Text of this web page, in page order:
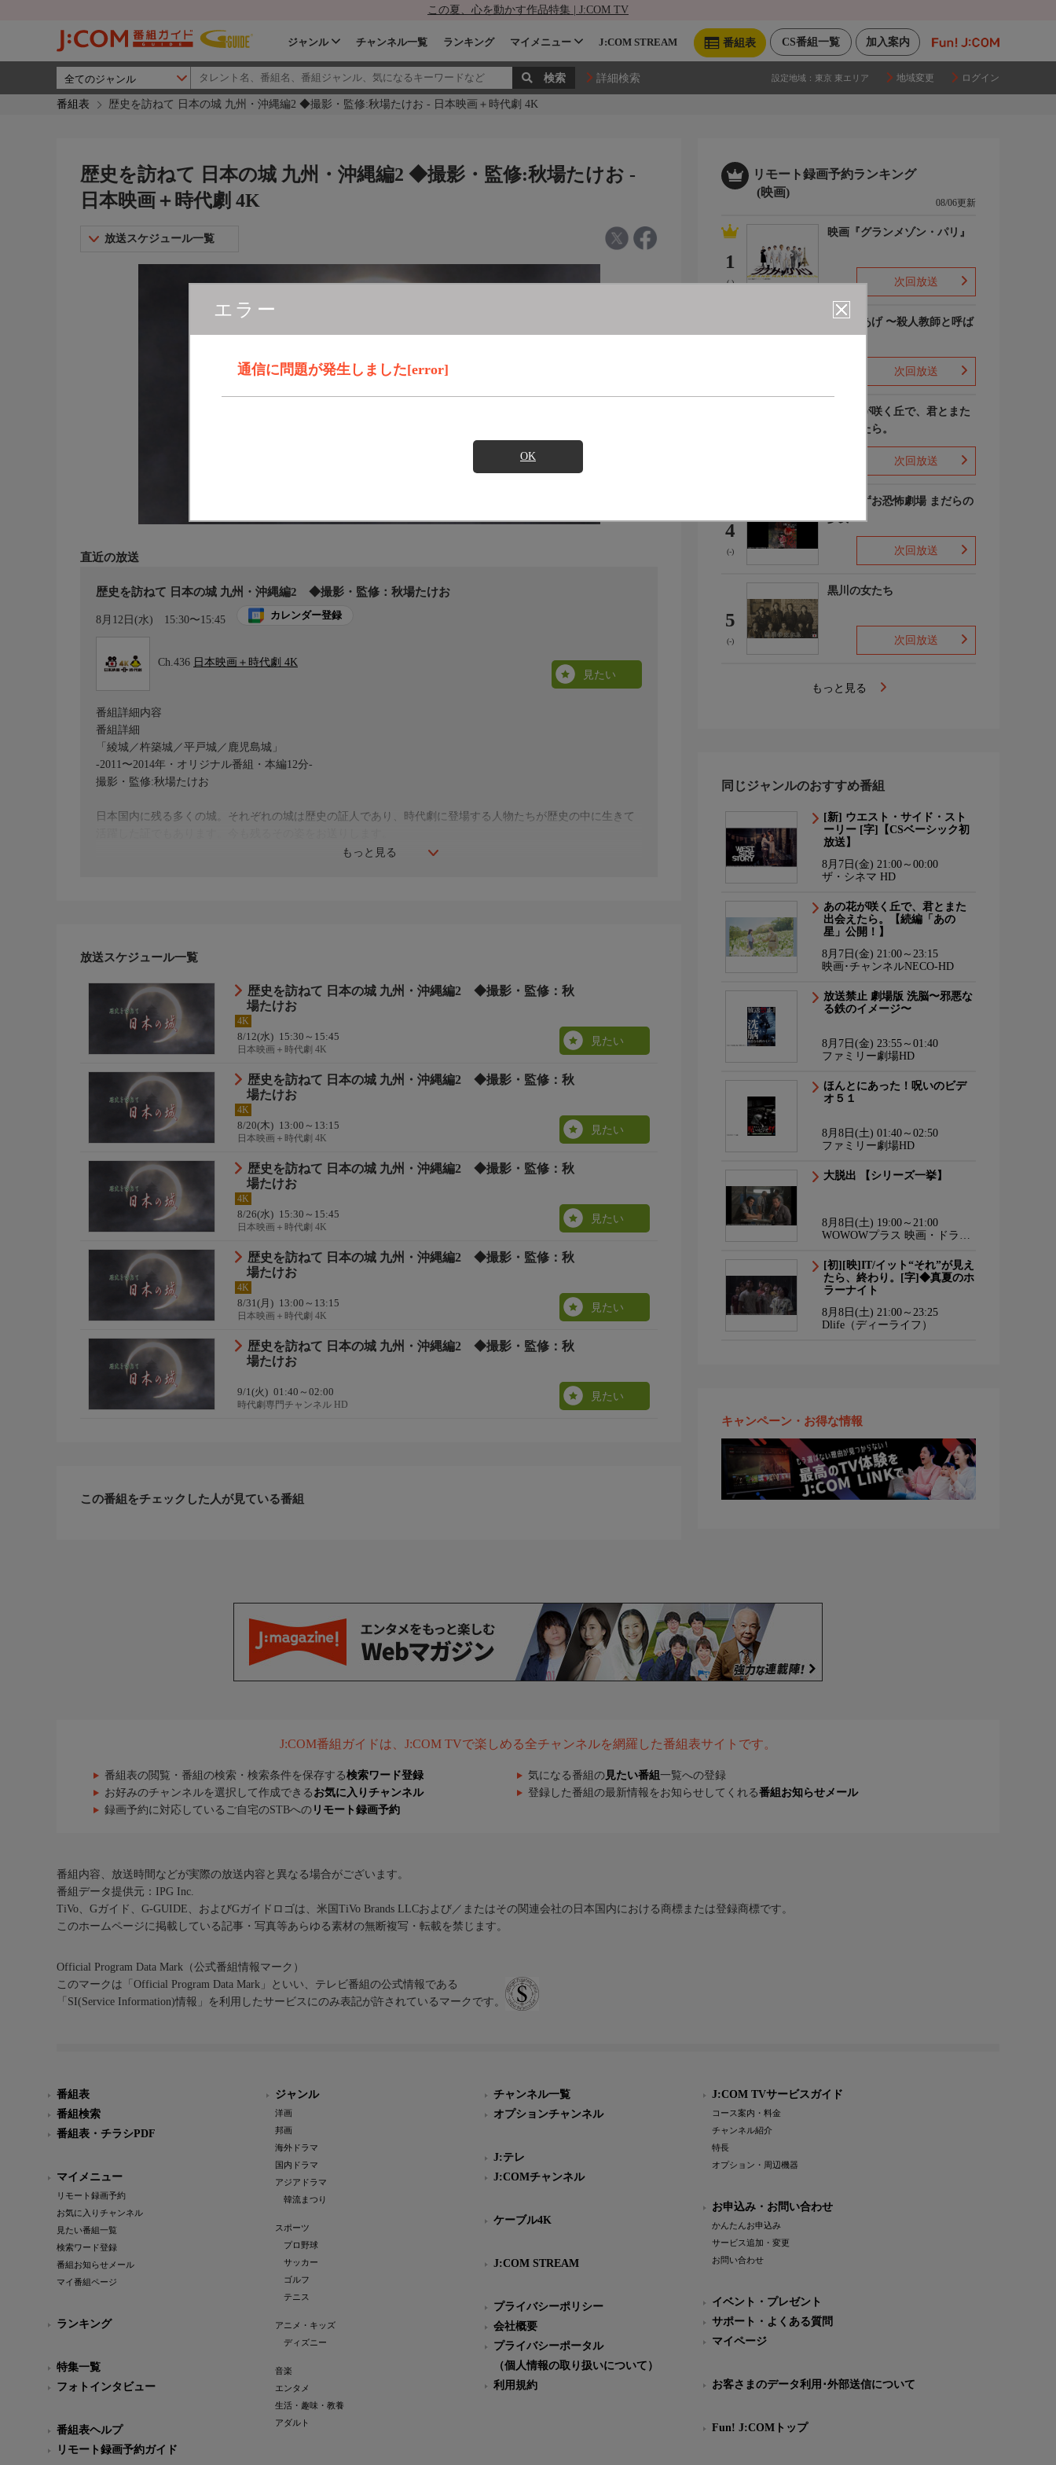
この夏、心を動かす作品特集 | J:COM TV
加入案内
CS番組一覧
番組表
ジャンル チャンネル一覧 ランキング マイメニュー J:COM STREAM
詳細検索 設定地域： 東京 東エリア 地域変更 ログイン
番組表 歴史を訪ねて 日本の城 九州・沖縄編2 ◆撮影・監修:秋場たけお - 日本映画＋時代劇 4K
エラー
通信に問題が発生しました[error]
OK
歴史を訪ねて 日本の城 九州・沖縄編2 ◆撮影・監修:秋場たけお -
日本映画＋時代劇 4K
放送スケジュール一覧
直近の放送
歴史を訪ねて 日本の城 九州・沖縄編2 ◆撮影・監修：秋場たけお
8月12日(水) 15:30〜15:45 カレンダー登録
Ch.436 日本映画＋時代劇 4K
見たい
もっと見る
番組詳細内容
番組詳細
「綾城／杵築城／平戸城／鹿児島城」
-2011〜2014年・オリジナル番組・本編12分-
撮影・監修:秋場たけお
日本国内に残る多くの城。それぞれの城は歴史の証人であり、時代劇に登場する人物たちが歴史の中に生きて
放送スケジュール一覧
歴史を訪ねて 日本の城 九州・沖縄編2 ◆撮影・監修：秋
場たけお
4K
8/12(水) 15:30～15:45
日本映画＋時代劇 4K
見たい
歴史を訪ねて 日本の城 九州・沖縄編2 ◆撮影・監修：秋
場たけお
4K
8/20(木) 13:00～13:15
日本映画＋時代劇 4K
見たい
歴史を訪ねて 日本の城 九州・沖縄編2 ◆撮影・監修：秋
場たけお
4K
8/26(水) 15:30～15:45
日本映画＋時代劇 4K
見たい
歴史を訪ねて 日本の城 九州・沖縄編2 ◆撮影・監修：秋
場たけお
4K
8/31(月) 13:00～13:15
日本映画＋時代劇 4K
見たい
歴史を訪ねて 日本の城 九州・沖縄編2 ◆撮影・監修：秋
場たけお
9/1(火) 01:40～02:00
時代劇専門チャンネル HD
見たい
この番組をチェックした人が見ている番組
リモート録画予約ランキング
(映画)
08/06更新
1
(-)
映画『グランメゾン・パリ』
次回放送
でっちあげ 〜殺人教師と呼ば
次回放送
あの花が咲く丘で、君とまた
出会えたら。
次回放送
4
(-)
楳図かずお恐怖劇場 まだらの
少女
次回放送
5
(-)
黒川の女たち
次回放送
もっと見る
同じジャンルのおすすめ番組
[新] ウエスト・サイド・スト
ーリー [字]【CSベーシック初
放送】
8月7日(金) 21:00～00:00
ザ・シネマ HD
あの花が咲く丘で、君とまた
出会えたら。【続編「あの
星」公開！】
8月7日(金) 21:00～23:15
映画･チャンネルNECO-HD
放送禁止 劇場版 洗脳〜邪悪な
る鉄のイメージ〜
8月7日(金) 23:55～01:40
ファミリー劇場HD
ほんとにあった！呪いのビデ
オ５１
8月8日(土) 01:40～02:50
ファミリー劇場HD
大脱出 【シリーズ一挙】
8月8日(土) 19:00～21:00
WOWOWプラス 映画・ドラ
[初][映]IT/イット“それ”が見え
たら、終わり。[字]◆真夏のホ
ラーナイト
8月8日(土) 21:00～23:25
Dlife（ディーライフ）
キャンペーン・お得な情報
J:COM番組ガイドは、J:COM TVで楽しめる全チャンネルを網羅した番組表サイトです。
番組表の閲覧・番組の検索・検索条件を保存する検索ワード登録 気になる番組の 見たい番組 一覧への登録
お好みのチャンネルを選択して作成できる お気に入りチャンネル 登録した番組の最新情報をお知らせしてくれる番組お知らせメール
録画予約に対応しているご自宅のSTBへの リモート録画予約
番組内容、放送時間などが実際の放送内容と異なる場合がございます。
番組データ提供元：IPG Inc.
TiVo、Gガイド、G-GUIDE、およびGガイドロゴは、米国TiVo Brands LLCおよび／またはその関連会社の日本国内における商標または登録商標です。
このホームページに掲載している記事・写真等あらゆる素材の無断複写・転載を禁じます。
Official Program Data Mark（公式番組情報マーク）
このマークは「Official Program Data Mark」といい、テレビ番組の公式情報である
「SI(Service Information)情報」を利用したサービスにのみ表記が許されているマークです。
番組表
番組検索
番組表・チラシPDF
マイメニュー
リモート録画予約
お気に入りチャンネル
見たい番組一覧
検索ワード登録
番組お知らせメール
マイ番組ページ
ランキング
特集一覧
フォトインタビュー
番組表ヘルプ
リモート録画予約ガイド
ジャンル
洋画
邦画
海外ドラマ
国内ドラマ
アジアドラマ
韓流まつり
スポーツ
プロ野球
サッカー
ゴルフ
テニス
アニメ・キッズ
ディズニー
音楽
エンタメ
生活・趣味・教養
アダルト
チャンネル一覧
オプションチャンネル
J:テレ
J:COMチャンネル
ケーブル4K
J:COM STREAM
プライバシーポリシー
会社概要
プライバシーポータル
（個人情報の取り扱いについて）
利用規約
J:COM TVサービスガイド
コース案内・料金
チャンネル紹介
特長
オプション・周辺機器
お申込み・お問い合わせ
かんたんお申込み
サービス追加・変更
お問い合わせ
イベント・プレゼント
サポート・よくある質問
マイページ
お客さまのデータ利用･外部送信について
Fun! J:COMトップ